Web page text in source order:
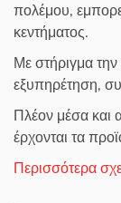
πολέμου,
κεντήματος.
Με στήριγμα
εξυπηρέτηση,
Πλέον μέσα και
έρχονται τα
Περισσότερα